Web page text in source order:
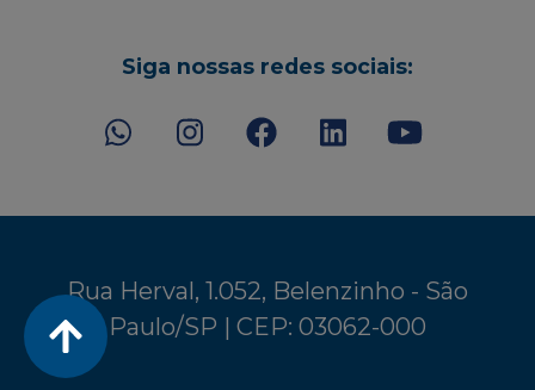
Siga nossas redes sociais:
Rua Herval, 1.052, Belenzinho - São
Paulo/SP | CEP: 03062-000